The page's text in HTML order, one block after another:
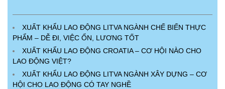
XUẤT KHẨU LAO ĐỘNG LITVA NGÀNH CHẾ BIẾN THỰC
PHẨM – DỄ ĐI, VIỆC ỔN, LƯƠNG TỐT
XUẤT KHẨU LAO ĐỘNG CROATIA – CƠ HỘI NÀO CHO
LAO ĐỘNG VIỆT?
XUẤT KHẨU LAO ĐỘNG LITVA NGÀNH XÂY DỰNG – CƠ
HỘI CHO LAO ĐỘNG CÓ TAY NGHỀ